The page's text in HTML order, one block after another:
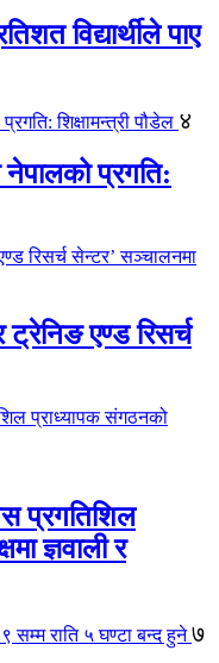
विद्यार्थीले पाए
४
नेपालको प्रगति:
एण्ड रिसर्च
प्रगतिशिल
ज्ञवाली र
७